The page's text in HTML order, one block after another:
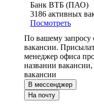
Банк ВТБ (ПАО)
3186 активных
Посмотреть
По вашему запросу
вакансии.
менеджер офиса
названии
вакансии
В мессенджер
На почту